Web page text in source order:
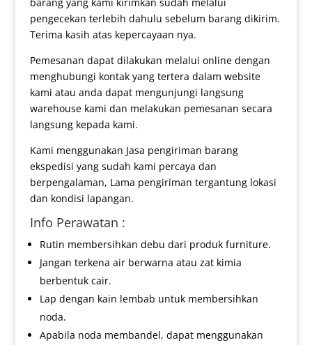
pengecekan terlebih dahulu sebelum barang dikirim.
Terima kasih atas kepercayaan nya.
Pemesanan dapat dilakukan melalui online dengan
menghubungi kontak yang tertera dalam website
kami atau anda dapat mengunjungi langsung
warehouse kami dan melakukan pemesanan secara
langsung kepada kami.
Kami menggunakan Jasa pengiriman barang
ekspedisi yang sudah kami percaya dan
berpengalaman, Lama pengiriman tergantung lokasi
dan kondisi lapangan.
Info Perawatan :
Rutin membersihkan debu dari produk furniture.
Jangan terkena air berwarna atau zat kimia
berbentuk cair.
Lap dengan kain lembab untuk membersihkan
noda.
Apabila noda membandel, dapat menggunakan